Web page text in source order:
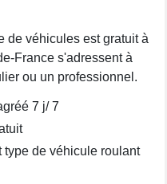
de véhicules est gratuit à
France s'adressent à
ou un professionnel.
7 j/ 7
type de véhicule roulant